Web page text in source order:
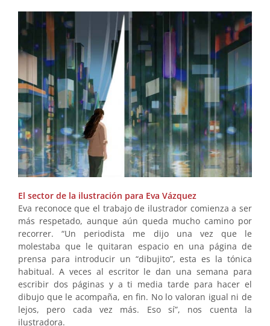
El sector de la ilustración para Eva Vázquez
Eva reconoce que el trabajo de ilustrador comienza a ser
más respetado, aunque aún queda mucho camino por
recorrer. “Un periodista me dijo una vez que le
molestaba que le quitaran espacio en una página de
prensa para introducir un “dibujito”, esta es la tónica
habitual. A veces al escritor le dan una semana para
escribir dos páginas y a ti media tarde para hacer el
dibujo que le acompaña, en fin. No lo valoran igual ni de
lejos, pero cada vez más. Eso sí”, nos cuenta la
ilustradora.